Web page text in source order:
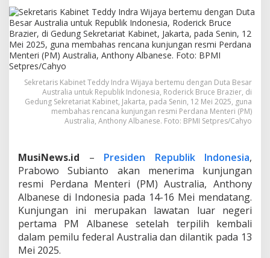
b
o
w
o
a
a
n
T
e
r
a
K
u
n
j
u
n
g
a
Sekretaris Kabinet Teddy Indra Wijaya bertemu dengan Duta Besar
Australia untuk Republik Indonesia, Roderick Bruce Brazier, di
Gedung Sekretariat Kabinet, Jakarta, pada Senin, 12 Mei 2025, guna
membahas rencana kunjungan resmi Perdana Menteri (PM)
Australia, Anthony Albanese. Foto: BPMI Setpres/Cahyo
MusiNews.id – Presiden Republik Indonesia,
Prabowo Subianto akan menerima kunjungan
resmi Perdana Menteri (PM) Australia, Anthony
Albanese di Indonesia pada 14-16 Mei mendatang.
Kunjungan ini merupakan lawatan luar negeri
pertama PM Albanese setelah terpilih kembali
dalam pemilu federal Australia dan dilantik pada 13
Mei 2025.